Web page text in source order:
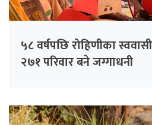
५८ वर्षपछि रोहिणीका
२७१ परिवार बने जग्गाधनी